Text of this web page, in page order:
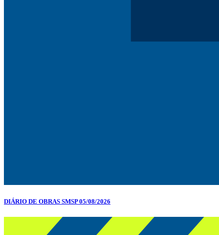
DIÁRIO DE OBRAS SMSP 05/08/2026